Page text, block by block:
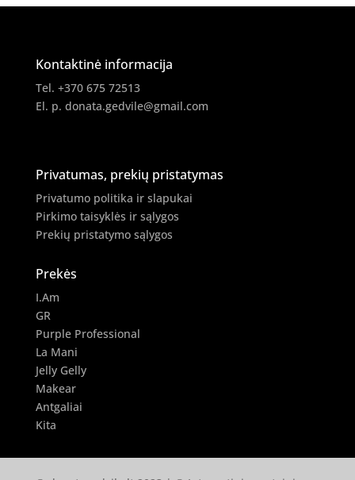
Kontaktinė informacija
Tel. +370 675 72513
El. p. donata.gedvile@gmail.com
Privatumas, prekių pristatymas
Privatumo politika ir slapukai
Pirkimo taisyklės ir sąlygos
Prekių pristatymo sąlygos
Prekės
I.Am
GR
Purple Professional
La Mani
Jelly Gelly
Makear
Antgaliai
Kita